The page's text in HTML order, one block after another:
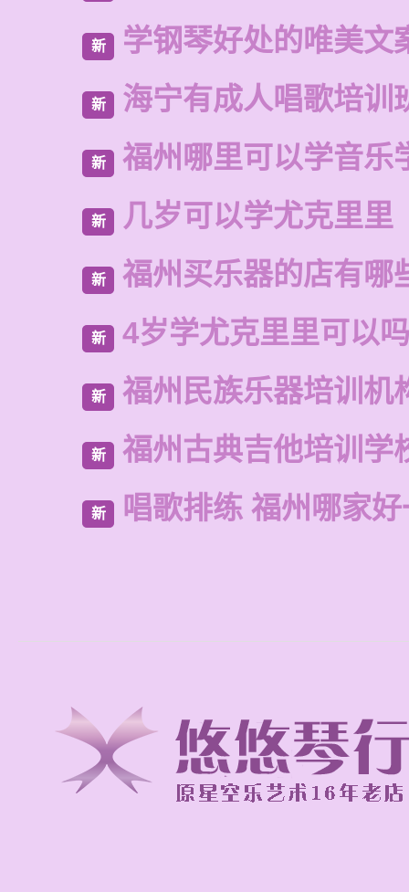
新 学钢琴好处的唯美文
新 海宁有成人唱歌培训
新 福州哪里可以学音乐
新 几岁可以学尤克里里
新 福州买乐器的店有哪
新 4岁学尤克里里可以吗
新 福州民族乐器培训机
新 福州古典吉他培训学
新 唱歌排练 福州哪家